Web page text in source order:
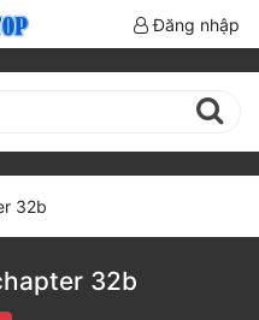
Đăng nhập
32b
32b